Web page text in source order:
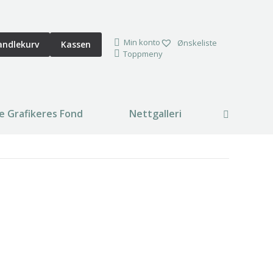
Kassen Min konto
Ønskeliste
Toppmeny
Grafikeres Fond Nettgalleri Search: